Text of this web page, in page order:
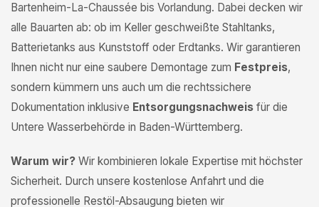
Bartenheim-La-Chaussée bis Vorlandung. Dabei decken wir
alle Bauarten ab: ob im Keller geschweißte Stahltanks,
Batterietanks aus Kunststoff oder Erdtanks. Wir garantieren
Ihnen nicht nur eine saubere Demontage zum Festpreis,
sondern kümmern uns auch um die rechtssichere
Dokumentation inklusive Entsorgungsnachweis für die
Untere Wasserbehörde in Baden-Württemberg.
Warum wir? Wir kombinieren lokale Expertise mit höchster
Sicherheit. Durch unsere kostenlose Anfahrt und die
professionelle Restöl-Absaugung bieten wir